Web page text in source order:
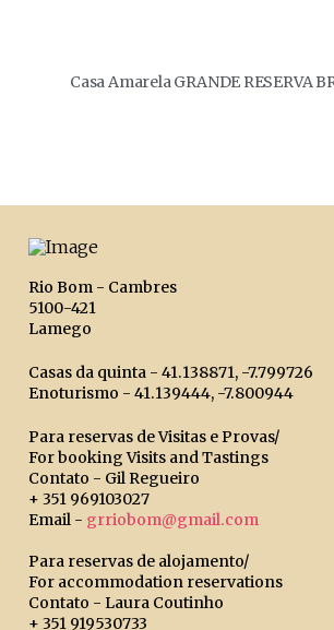
Casa Amarela GRANDE RESERVA
Rio Bom - Cambres
5100-421
Lamego
Casas da quinta - 41.138871, -7.799726
Enoturismo - 41.139444, -7.800944
Para reservas de Visitas e Provas/
For booking Visits and Tastings
Contato - Gil Regueiro
+ 351 969103027
Email - grriobom@gmail.com
Para reservas de alojamento/
For accommodation reservations
Contato - Laura Coutinho
+ 351 919530733